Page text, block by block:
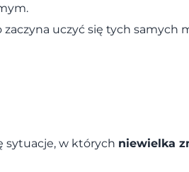
uczyć się tych samych
sytuacje, w których niewielka